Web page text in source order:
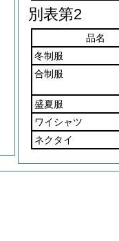
別表第2
品名
冬制服
合制服
盛夏服
ワイシャツ
ネクタイ